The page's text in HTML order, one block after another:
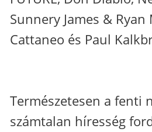
Sunnery James &
Cattaneo és Paul
Természetesen a fenti
számtalan híresség